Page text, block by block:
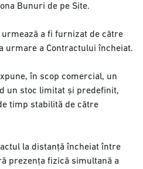
Bunuri de pe Site.
a fi furnizat de către
urmare a Contractului încheiat.
în scop comercial, un
un stoc limitat și predefinit,
timp stabilită de către
la distanță încheiat între
prezența fizică simultană a